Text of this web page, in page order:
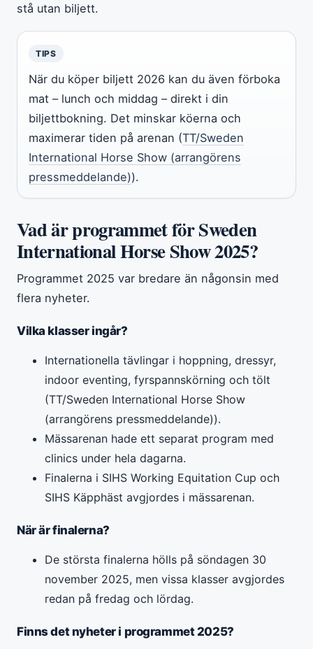
stå utan biljett.
TIPS
När du köper biljett 2026 kan du även förboka
mat – lunch och middag – direkt i din
biljettbokning. Det minskar köerna och
maximerar tiden på arenan (TT/Sweden
International Horse Show (arrangörens
pressmeddelande)).
Vad är programmet för Sweden
International Horse Show 2025?
Programmet 2025 var bredare än någonsin med
flera nyheter.
Vilka klasser ingår?
Internationella tävlingar i hoppning, dressyr,
indoor eventing, fyrspannskörning och tölt
(TT/Sweden International Horse Show
(arrangörens pressmeddelande)).
Mässarenan hade ett separat program med
clinics under hela dagarna.
Finalerna i SIHS Working Equitation Cup och
SIHS Käpphäst avgjordes i mässarenan.
När är finalerna?
De största finalerna hölls på söndagen 30
november 2025, men vissa klasser avgjordes
redan på fredag och lördag.
Finns det nyheter i programmet 2025?